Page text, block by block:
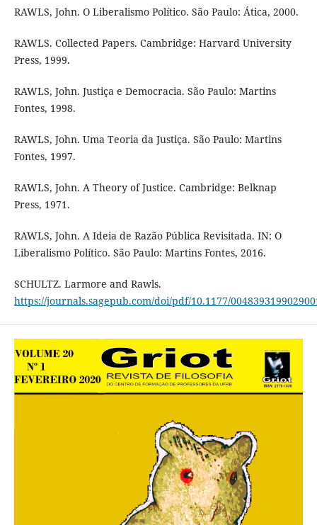
RAWLS, John. O Liberalismo Político. São Paulo: Ática, 2000.
RAWLS. Collected Papers. Cambridge: Harvard University
Press, 1999.
RAWLS, John. Justiça e Democracia. São Paulo: Martins
Fontes, 1998.
RAWLS, John. Uma Teoria da Justiça. São Paulo: Martins
Fontes, 1997.
RAWLS, John. A Theory of Justice. Cambridge: Belknap
Press, 1971.
RAWLS, John. A Ideia de Razão Pública Revisitada. IN: O
Liberalismo Político. São Paulo: Martins Fontes, 2016.
SCHULTZ. Larmore and Rawls.
https://journals.sagepub.com/doi/pdf/10.1177/